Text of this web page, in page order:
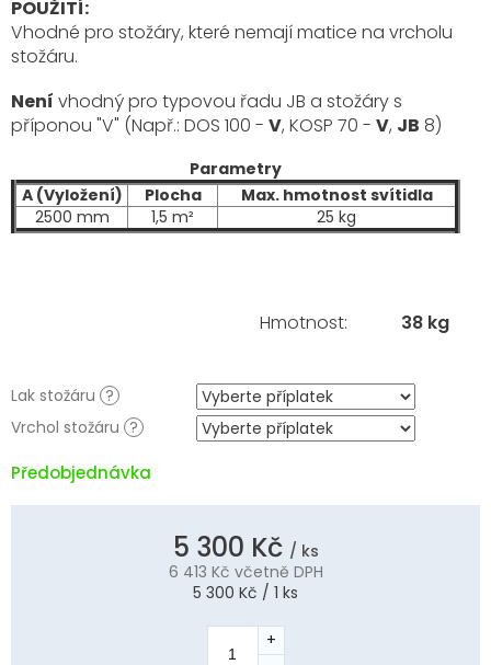
Předobjednávka
Lak stožáru ?
Vrchol stožáru ?
POUŽITÍ:
Vhodné pro stožáry, které nemají matice na vrcholu
stožáru.
Není vhodný pro typovou řadu JB a stožáry s
příponou "V" (Např.: DOS 100 - V, KOSP 70 - V, JB 8)
Parametry
A (Vyložení)
Plocha
Max. hmotnost svítidla
2500 mm
1,5 m² 25 kg
5 300 Kč / ks
6 413 Kč včetně DPH
Měrná
5 300 Kč / 1 ks
Hmotnost: 38 kg